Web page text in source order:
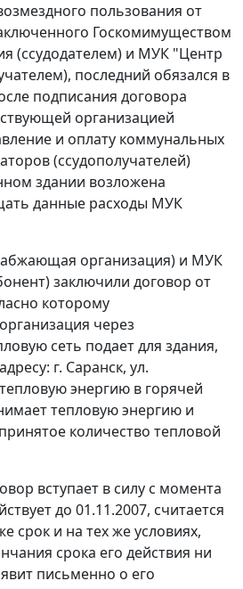
пользования от
Госкомимуществом
(ссудодателем) и МУК "Центр
последний обязался в
подписания договора
организацией
и оплату коммунальных
(ссудополучателей)
здании возложена
данные расходы МУК
организация) и МУК
заключили договор от
которому
через
сеть подает для здания,
г. Саранск, ул.
энергию в горячей
тепловую энергию и
количество тепловой
вступает в силу с момента
до 01.11.2007, считается
срок и на тех же условиях,
срока его действия ни
письменно о его